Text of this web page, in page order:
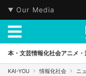
Our Media
本・文芸情報化社会アニメ・
KAI-YOU 情報化社会 ニ